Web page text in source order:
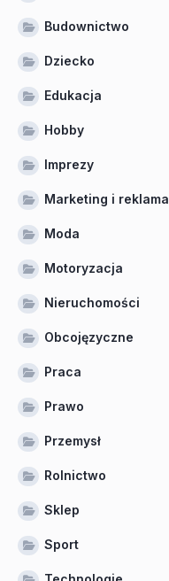
Budownictwo
Dziecko
Edukacja
Hobby
Imprezy
Marketing i reklama
Moda
Motoryzacja
Nieruchomości
Obcojęzyczne
Praca
Prawo
Przemysł
Rolnictwo
Sklep
Sport